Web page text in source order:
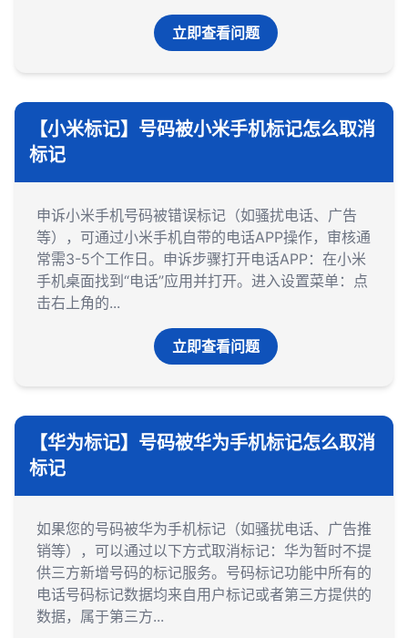
立即查看问题
【小米标记】号码被小米手机标记怎么取消
标记
申诉小米手机号码被错误标记（如骚扰电话、广告
等），‌可通过小米手机自带的电话APP操作‌，审核通
常需3-5个工作日。‌‌申诉步骤‌打开电话APP‌：在小米
手机桌面找到“电话”应用并打开。‌‌‌进入设置菜单‌：点
击右上角的...
立即查看问题
【华为标记】号码被华为手机标记怎么取消
标记
如果您的号码被华为手机标记（如骚扰电话、广告推
销等），可以通过以下方式取消标记：华为暂时不提
供三方新增号码的标记服务。号码标记功能中所有的
电话号码标记数据均来自用户标记或者第三方提供的
数据，属于第三方...